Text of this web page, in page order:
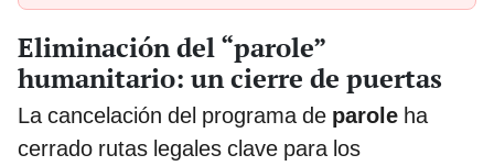
Eliminación del “parole”
humanitario: un cierre de puertas
La cancelación del programa de parole ha
cerrado rutas legales clave para los